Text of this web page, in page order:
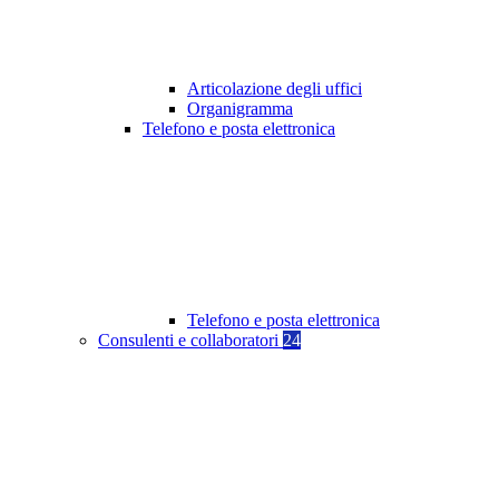
Articolazione degli uffici
Organigramma
Telefono e posta elettronica
Telefono e posta elettronica
Consulenti e collaboratori 24